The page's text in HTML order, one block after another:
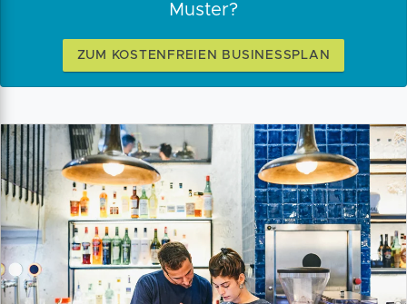
Muster?
ZUM KOSTENFREIEN BUSINESSPLAN